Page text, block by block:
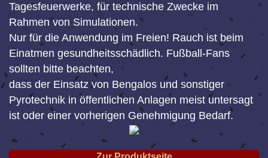
Tagesfeuerwerke, für technische Zwecke im
Rahmen von Simulationen.
Nur für die Anwendung im Freien! Rauch ist beim
Einatmen gesundheitsschädlich. Fußball-Fans
sollten bitte beachten,
dass der Einsatz von Bengalos und sonstiger
Pyrotechnik in öffentlichen Anlagen meist untersagt
ist oder einer vorherigen Genehmigung Bedarf.